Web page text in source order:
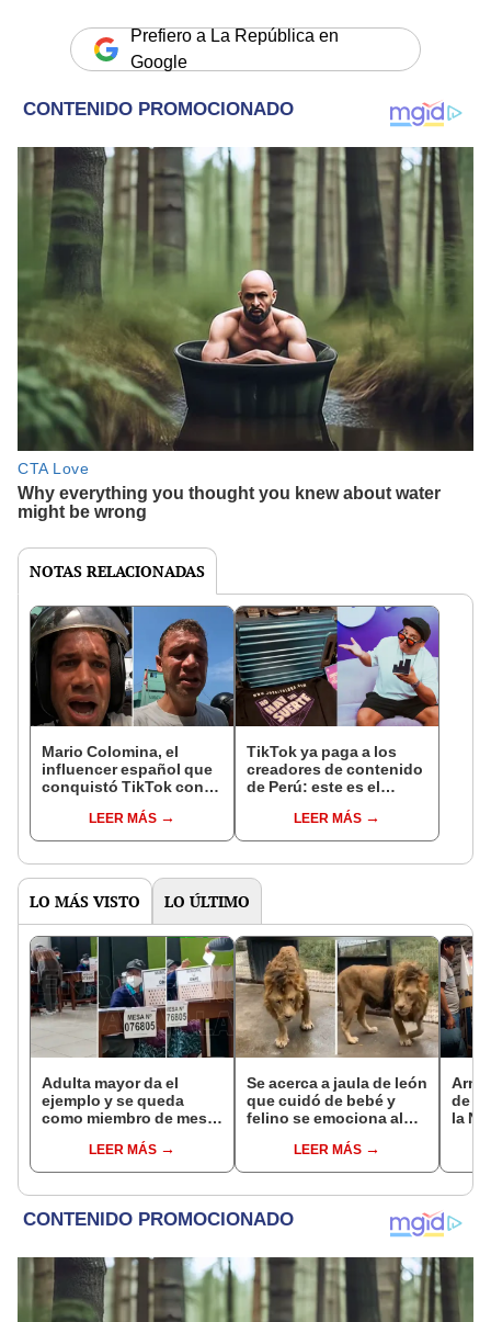
Prefiero a La República en
Google
NOTAS RELACIONADAS
Mario Colomina, el
influencer español que
conquistó TikTok con
"Mi amor nació por la
gastronomía"
LEER MÁS
TikTok ya paga a los
creadores de contenido
de Perú: este es el
llegar a cobrar por 1.000
vistas
LEER MÁS
LO MÁS VISTO LO ÚLTIMO
Adulta mayor da el
ejemplo y se queda
como miembro de mesa
LEER MÁS
Se acerca a jaula de león
que cuidó de bebé y
felino se emociona al
[VIDEO]LEER MÁS
de
la